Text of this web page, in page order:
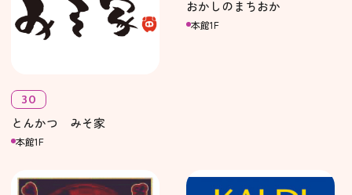
30
とんかつ みそ家
本館1F
おかしのまちおか
本館1F